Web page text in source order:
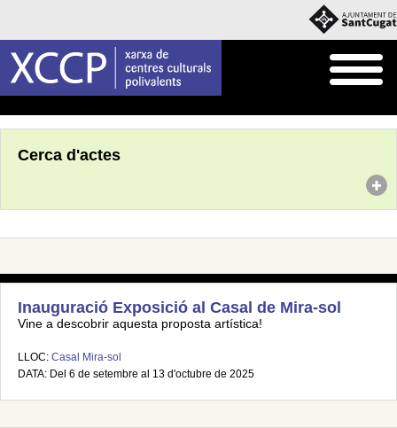
Cerca d'actes
Inauguració Exposició al Casal de Mira-sol
Vine a descobrir aquesta proposta artística!
LLOC: Casal Mira-sol
DATA: Del 6 de setembre al 13 d'octubre de 2025